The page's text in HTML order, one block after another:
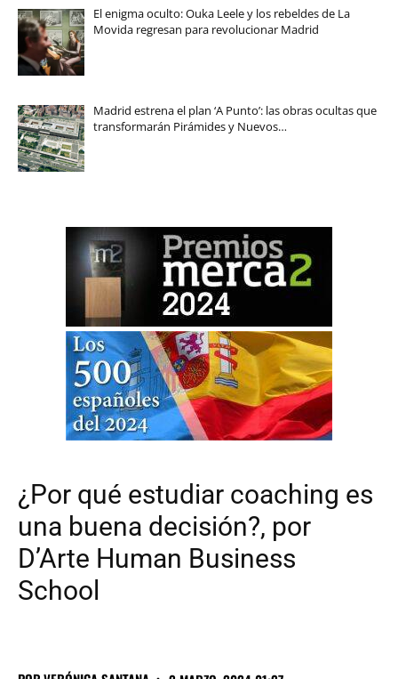
El enigma oculto: Ouka Leele y los rebeldes de La
Movida regresan para revolucionar Madrid
Madrid estrena el plan ‘A Punto’: las obras ocultas que
transformarán Pirámides y Nuevos…
¿Por qué estudiar coaching es
una buena decisión?, por
D’Arte Human Business
School